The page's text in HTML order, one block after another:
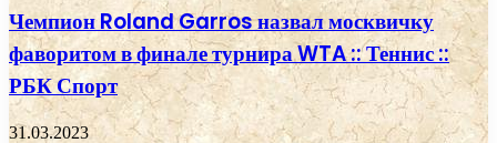
Чемпион Roland Garros назвал москвичку
фаворитом в финале турнира WTA :: Теннис ::
РБК Спорт
31.03.2023